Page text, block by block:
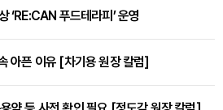
‘RE:CAN 푸드테라피’ 운영
아픈 이유 [차기용 원장 칼럼]